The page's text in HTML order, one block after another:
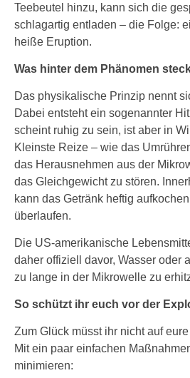
Teebeutel hinzu, kann sich die
schlagartig entladen – die Folge:
heiße Eruption.
Was hinter dem Phänomen
Das physikalische Prinzip nennt
Dabei entsteht ein sogenannter
scheint ruhig zu sein, ist aber in
Kleinste Reize – wie das
das Herausnehmen aus der
das Gleichgewicht zu stören.
kann das Getränk heftig
überlaufen.
Die US-amerikanische
daher offiziell davor, Wasser oder
zu lange in der Mikrowelle zu
So schützt ihr euch vor der
Zum Glück müsst ihr nicht auf
Mit ein paar einfachen
minimieren: